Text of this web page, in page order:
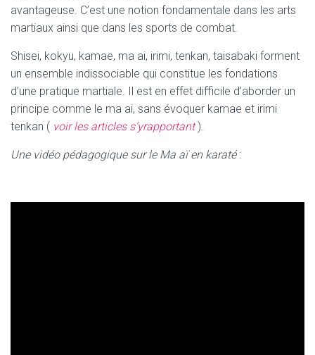
avantageuse. C’est une notion fondamentale dans les arts
martiaux ainsi que dans les sports de combat.
Shisei, kokyu, kamae, ma ai, irimi, tenkan, taisabaki forment
un ensemble indissociable qui constitue les fondations
d’une pratique martiale. Il est en effet difficile d’aborder un
principe comme le ma ai, sans évoquer kamae et irimi
tenkan ( voir les articles s’yrapportant).
Une vidéo pédagogique sur le Ma aï en karaté: